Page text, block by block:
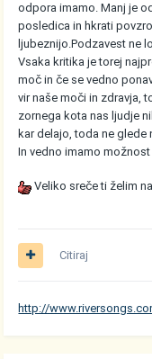
odpora imamo. Manj je
posledica in hkrati
ljubeznijo.Podzavest ne
Vsaka kritika je torej
moč in če se vedno
vir naše moči in zdravja,
zornega kota nas ljudje
kar delajo, toda ne
In vedno imamo
Veliko sreče ti želim
Citiraj
http://